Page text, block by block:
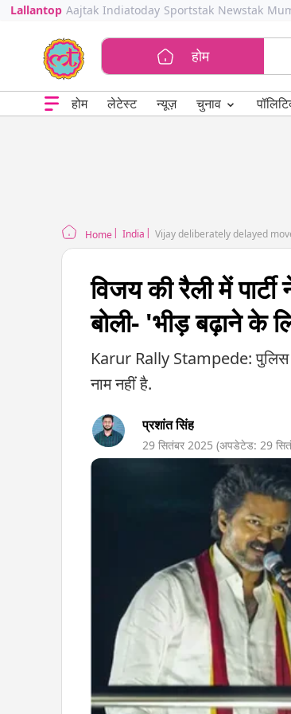
Lallantop Aajtak Indiatoday Sportstak Newstak
होम
होम लेटेस्ट न्यूज़ चुनाव ⌄
Home India Vijay deliberately delayed
विजय की रैली में
बोली- 'भीड़ बढ़ाने के
Karur Rally Stampede: पुलिस
नाम नहीं है.
प्रशांत सिंह
29 सितंबर 2025 (अपडेटेड: 29